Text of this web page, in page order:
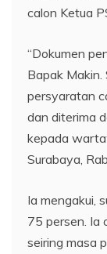
calon Ketua
“Dokumen
Bapak Makin.
persyaratan
dan diterima
kepada
Surabaya,
Ia mengakui,
75 persen. Ia
seiring masa